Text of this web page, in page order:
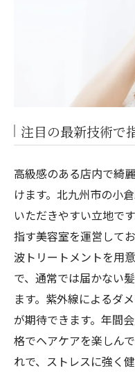
注目の最新技術で
高級感のある店内で綺
けます。北九州市の小
いただきやすい立地で
指す美容室を運営して
波トリートメントを用
で、通常では届かない
ます。紫外線によるダ
が期待できます。年間
格でヘアケアを楽しん
れで、ストレスに強く